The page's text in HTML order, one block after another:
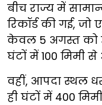
बीच राज्य में
रिकॉर्ड की गई,
केवल 5 अगस्त को
घंटों में 100 मिमी से
वहीं, आपदा स्थल
ही घंटों में 400